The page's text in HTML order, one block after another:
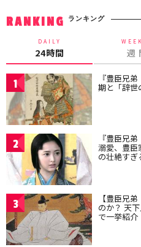
RANKING ランキング
DAILY
24時間 週
1 『豊臣兄
期と「辞
2 『豊臣兄
溺愛、豊臣
の壮絶すぎ
3 【豊臣兄
のか？ 天
で一挙紹介